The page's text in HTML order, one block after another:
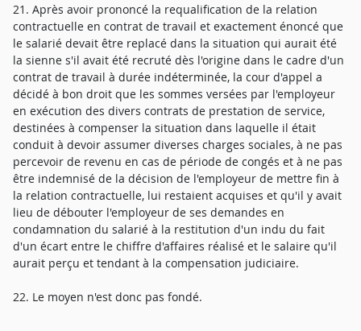
21. Après avoir prononcé la requalification de la relation
contractuelle en contrat de travail et exactement énoncé que
le salarié devait être replacé dans la situation qui aurait été
la sienne s'il avait été recruté dès l'origine dans le cadre d'un
contrat de travail à durée indéterminée, la cour d'appel a
décidé à bon droit que les sommes versées par l'employeur
en exécution des divers contrats de prestation de service,
destinées à compenser la situation dans laquelle il était
conduit à devoir assumer diverses charges sociales, à ne pas
percevoir de revenu en cas de période de congés et à ne pas
être indemnisé de la décision de l'employeur de mettre fin à
la relation contractuelle, lui restaient acquises et qu'il y avait
lieu de débouter l'employeur de ses demandes en
condamnation du salarié à la restitution d'un indu du fait
d'un écart entre le chiffre d'affaires réalisé et le salaire qu'il
aurait perçu et tendant à la compensation judiciaire.
22. Le moyen n'est donc pas fondé.